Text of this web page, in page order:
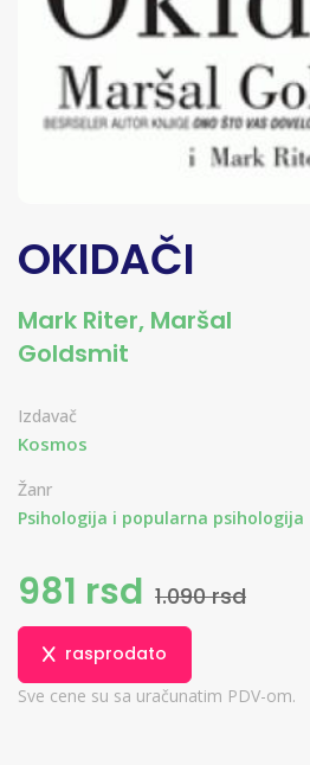
OKIDAČI
Mark Riter, Maršal
Goldsmit
Izdavač
Kosmos
Žanr
Psihologija i popularna psihologija
981 rsd 1.090 rsd
rasprodato
Sve cene su sa uračunatim PDV-om.